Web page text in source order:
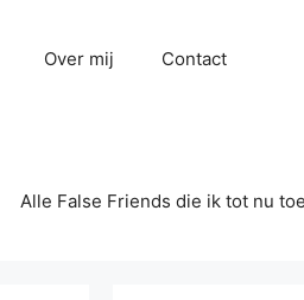
Over mij Contact
Alle False Friends die ik tot nu